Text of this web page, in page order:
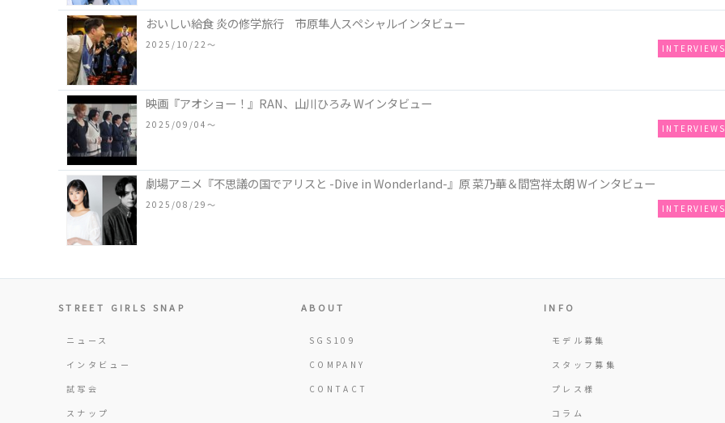
おいしい給食 炎の修学旅行 市原隼人スペシャルインタビュー
2025/10/22〜 INTERVIEWS
映画『アオショー！』RAN、山川ひろみ Wインタビュー
2025/09/04〜 INTERVIEWS
劇場アニメ『不思議の国でアリスと -Dive in Wonderland-』原 菜乃華＆間宮祥太朗 Wインタビュー
2025/08/29〜 INTERVIEWS
STREET GIRLS SNAP
ニュース
インタビュー
試写会
スナップ
ABOUT
SGS109
COMPANY
CONTACT
INFO
モデル募集
スタッフ募集
プレス様
コラム